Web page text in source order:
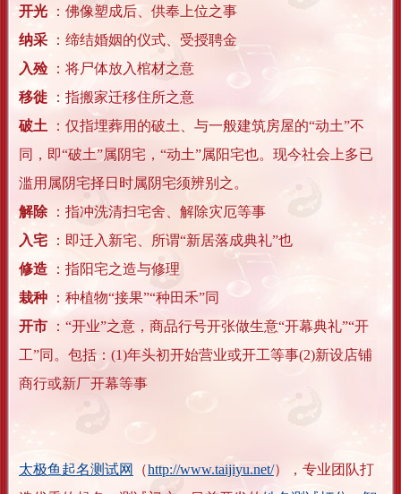
开光
：佛像塑成后、供奉上位之事
纳采
：缔结婚姻的仪式、受授聘金
入殓
：将尸体放入棺材之意
移徙
：指搬家迁移住所之意
破土
：仅指埋葬用的破土、与一般建筑房屋的“动土”不
同，即“破土”属阴宅，“动土”属阳宅也。现今社会上多已
滥用属阴宅择日时属阴宅须辨别之。
解除 ：指冲洗清扫宅舍、解除灾厄等事
入宅
：即迁入新宅、所谓“新居落成典礼”也
修造
：指阳宅之造与修理
栽种
：种植物“接果”“种田禾”同
开市
：“开业”之意，商品行号开张做生意“开幕典礼”“开
工”同。包括：(1)年头初开始营业或开工等事(2)新设店铺
商行或新厂开幕等事
太极鱼起名测试网 （http://www.taijiyu.net/），专业团队打